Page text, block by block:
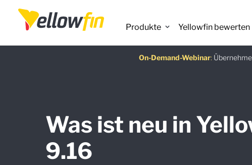
Produkte Yellowfin bewerten
On-Demand-Webinar:
Neueste VersionKostenloser
KI-Chatbot-Assistenten:
Was ist neu in
9.16